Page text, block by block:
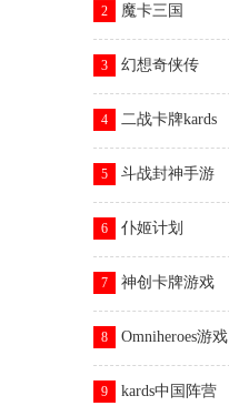
2 魔卡三国
3 幻想奇侠传
4 二战卡牌kards
5 斗战封神手游
6 仆姬计划
7 神创卡牌游戏
8 Omniheroes游戏
9 kards中国阵营